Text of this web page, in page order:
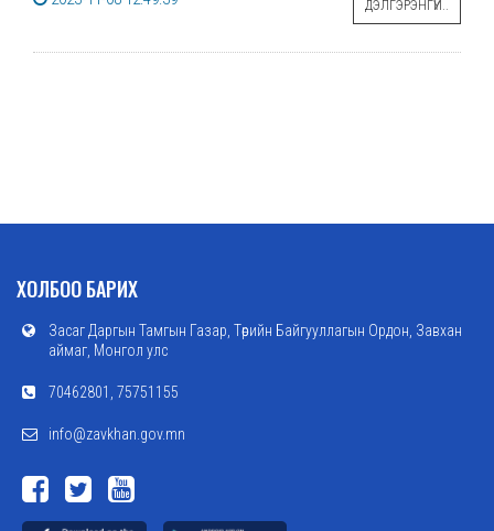
ДЭЛГЭРЭНГҮЙ..
ХОЛБОО БАРИХ
Засаг Даргын Тамгын Газар, Төрийн Байгууллагын Ордон, Завхан
аймаг, Монгол улс
70462801, 75751155
info@zavkhan.gov.mn